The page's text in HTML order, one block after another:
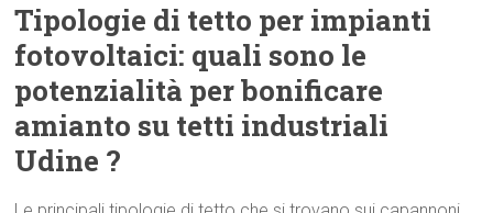
Tipologie di tetto per impianti
fotovoltaici: quali sono le
potenzialità per bonificare
amianto su tetti industriali
Udine ?